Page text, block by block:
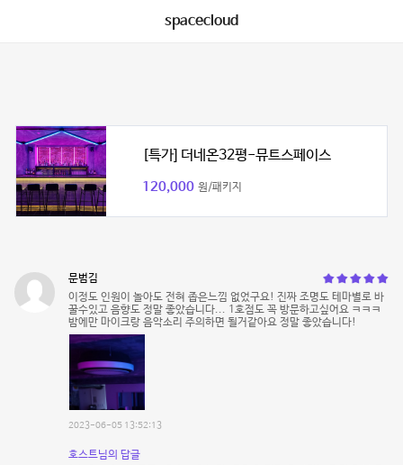
spacecloud
[특가] 더네온32평-뮤트스페이스
120,000 원/패키지
문범김
이정도 인원이 놀아도 전혀 좁은느낌 없었구요! 진짜 조명도 테마별로 바
꿀수있고 음향도 정말 좋았습니다... 1호점도 꼭 방문하고싶어요 ㅋㅋㅋ
밤에만 마이크랑 음악소리 주의하면 될거같아요 정말 좋았습니다!
2023-06-05 13:52:13
호스트님의 답글